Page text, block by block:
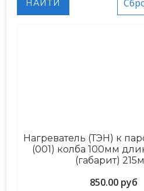
Нагреватель (ТЭН) к
(001) колба 100мм
(габарит)
850.00 руб